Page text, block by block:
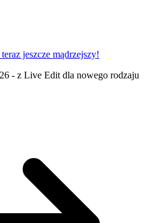
jeszcze mądrzejszy!
- z Live Edit dla nowego rodzaju